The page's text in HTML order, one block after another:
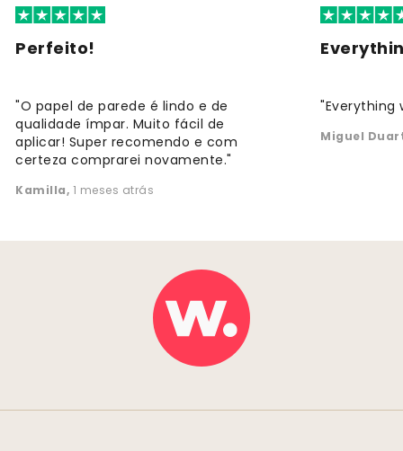
Perfeito!
"O papel de parede é lindo e de
qualidade ímpar. Muito fácil de
aplicar! Super recomendo e com
certeza comprarei novamente."
Kamilla, 1 meses atrás
"Everything
Miguel